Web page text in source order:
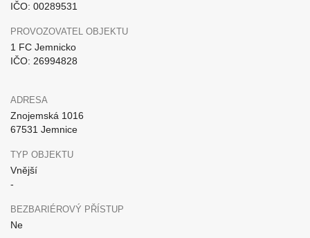
IČO: 00289531
PROVOZOVATEL OBJEKTU
1 FC Jemnicko
IČO: 26994828
ADRESA
Znojemská 1016
67531 Jemnice
TYP OBJEKTU
Vnější
-
BEZBARIÉROVÝ PŘÍSTUP
Ne